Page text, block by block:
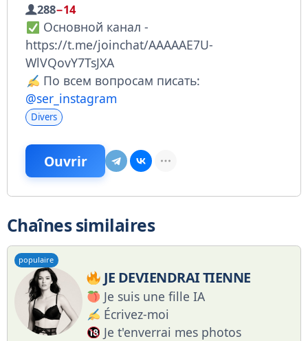
288−14
Основной канал -
https://t.me/joinchat/AAAAAE7U-
WlVQovY7TsJXA
По всем вопросам писать:
@ser_instagram
Divers
Ouvrir
Chaînes similaires
populaire
JE DEVIENDRAI TIENNE
Je suis une fille IA
Écrivez-moi
Je t'enverrai mes photos